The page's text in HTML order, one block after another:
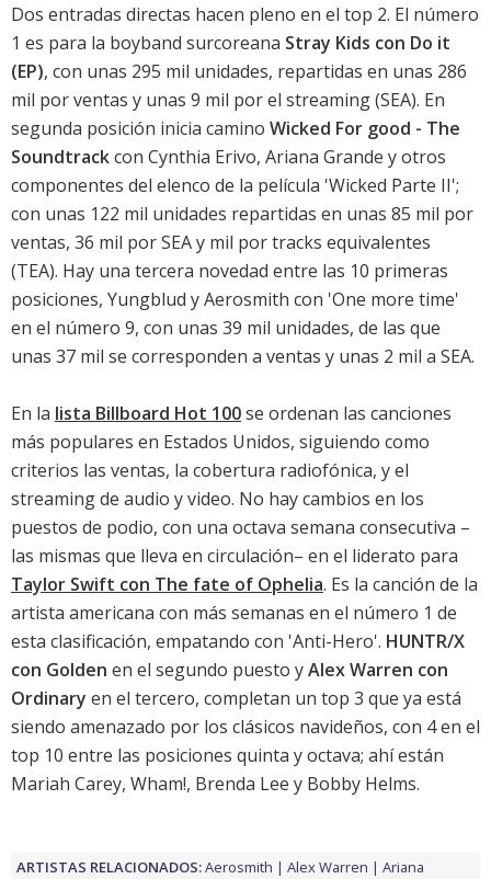
Dos entradas directas hacen pleno en el top 2. El número
1 es para la boyband surcoreana Stray Kids con Do it
(EP), con unas 295 mil unidades, repartidas en unas 286
mil por ventas y unas 9 mil por el streaming (SEA). En
segunda posición inicia camino Wicked For good - The
Soundtrackcon Cynthia Erivo, Ariana Grande y otros
componentes del elenco de la película 'Wicked Parte II';
con unas 122 mil unidades repartidas en unas 85 mil por
ventas, 36 mil por SEA y mil por tracks equivalentes
(TEA). Hay una tercera novedad entre las 10 primeras
posiciones, Yungblud y Aerosmith con 'One more time'
en el número 9, con unas 39 mil unidades, de las que
unas 37 mil se corresponden a ventas y unas 2 mil a SEA.
En la lista Billboard Hot 100se ordenan las canciones
más populares en Estados Unidos, siguiendo como
criterios las ventas, la cobertura radiofónica, y el
streaming de audio y video. No hay cambios en los
puestos de podio, con una octava semana consecutiva –
las mismas que lleva en circulación– en el liderato para
Taylor Swift con The fate of Ophelia. Es la canción de la
artista americana con más semanas en el número 1 de
esta clasificación, empatando con 'Anti-Hero'. HUNTR/X
con Golden en el segundo puesto yAlex Warren con
Ordinary en el tercero, completan un top 3 que ya está
siendo amenazado por los clásicos navideños, con 4 en el
top 10 entre las posiciones quinta y octava; ahí están
Mariah Carey, Wham!, Brenda Lee y Bobby Helms.
ARTISTAS RELACIONADOS:Aerosmith Alex Warren
Ariana